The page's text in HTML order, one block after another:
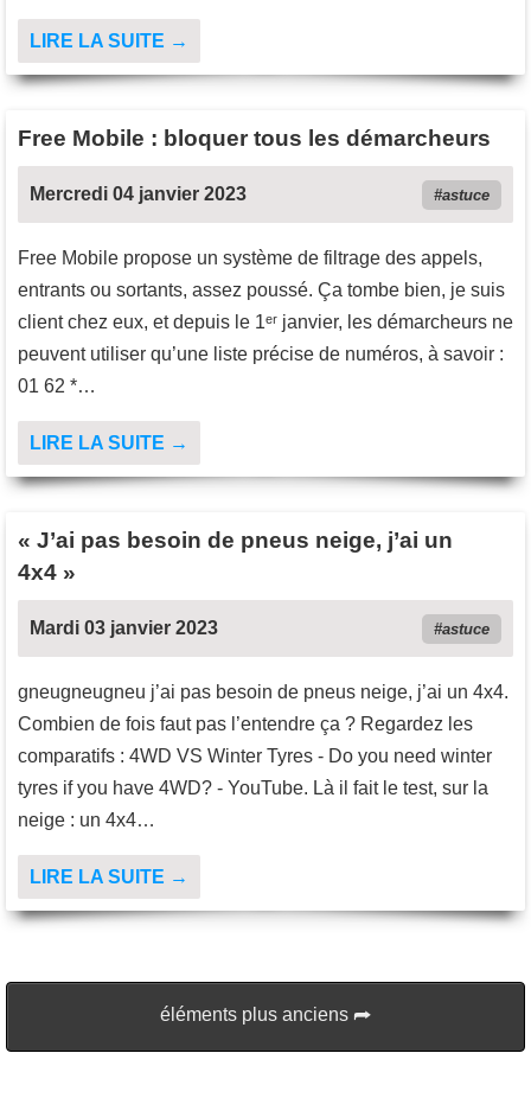
LIRE LA SUITE →
Free Mobile : bloquer tous les démarcheurs
Mercredi 04 janvier 2023 astuce
Free Mobile propose un système de filtrage des appels,
entrants ou sortants, assez poussé. Ça tombe bien, je suis
client chez eux, et depuis le 1ᵉʳ janvier, les démarcheurs ne
peuvent utiliser qu’une liste précise de numéros, à savoir :
01 62 *…
LIRE LA SUITE →
« J’ai pas besoin de pneus neige, j’ai un
4x4 »
Mardi 03 janvier 2023 astuce
gneugneugneu j’ai pas besoin de pneus neige, j’ai un 4x4.
Combien de fois faut pas l’entendre ça ? Regardez les
comparatifs : 4WD VS Winter Tyres - Do you need winter
tyres if you have 4WD? - YouTube. Là il fait le test, sur la
neige : un 4x4…
LIRE LA SUITE →
éléments plus anciens